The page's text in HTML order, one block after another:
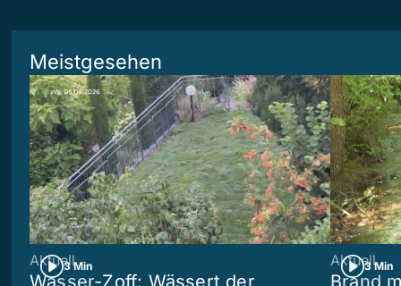
Meistgesehen
3 Min
Aktuell
Wasser-Zoff: Wässert der
3 Min
Aktuell
Brand